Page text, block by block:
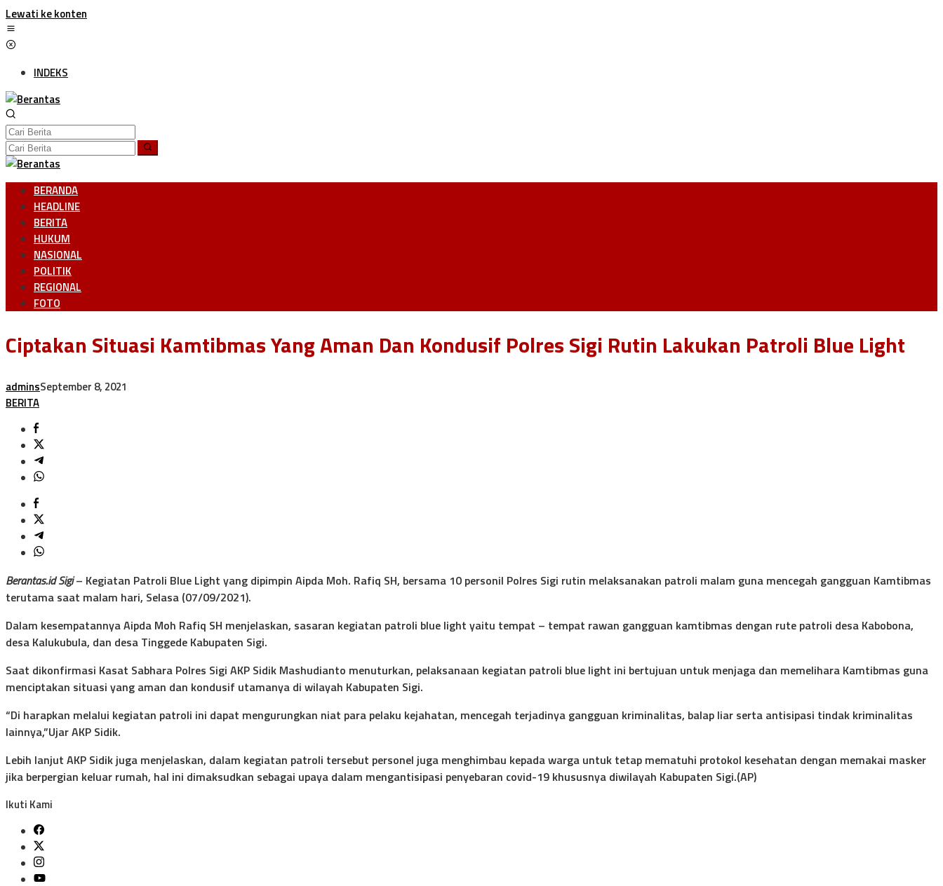
Lewati ke konten
INDEKS
BERANDA
HEADLINE
BERITA
HUKUM
NASIONAL
POLITIK
REGIONAL
FOTO
Ciptakan Situasi Kamtibmas Yang Aman Dan Kondusif Polres Sigi Rutin Lakukan Patroli Blue Light
adminsSeptember 8, 2021
BERITA
Berantas.id Sigi – Kegiatan Patroli Blue Light yang dipimpin Aipda Moh. Rafiq SH, bersama 10 personil Polres Sigi rutin melaksanakan patroli malam guna mencegah gangguan Kamtibmas
terutama saat malam hari, Selasa (07/09/2021).
Dalam kesempatannya Aipda Moh Rafiq SH menjelaskan, sasaran kegiatan patroli blue light yaitu tempat – tempat rawan gangguan kamtibmas dengan rute patroli desa Kabobona,
desa Kalukubula, dan desa Tinggede Kabupaten Sigi.
Saat dikonfirmasi Kasat Sabhara Polres Sigi AKP Sidik Mashudianto menuturkan, pelaksanaan kegiatan patroli blue light ini bertujuan untuk menjaga dan memelihara Kamtibmas guna
menciptakan situasi yang aman dan kondusif utamanya di wilayah Kabupaten Sigi.
“Di harapkan melalui kegiatan patroli ini dapat mengurungkan niat para pelaku kejahatan, mencegah terjadinya gangguan kriminalitas, balap liar serta antisipasi tindak kriminalitas
lainnya,”Ujar AKP Sidik.
Lebih lanjut AKP Sidik juga menjelaskan, dalam kegiatan patroli tersebut personel juga menghimbau kepada warga untuk tetap mematuhi protokol kesehatan dengan memakai masker
jika berpergian keluar rumah, hal ini dimaksudkan sebagai upaya dalam mengantisipasi penyebaran covid-19 khususnya diwilayah Kabupaten Sigi.(AP)
Ikuti Kami